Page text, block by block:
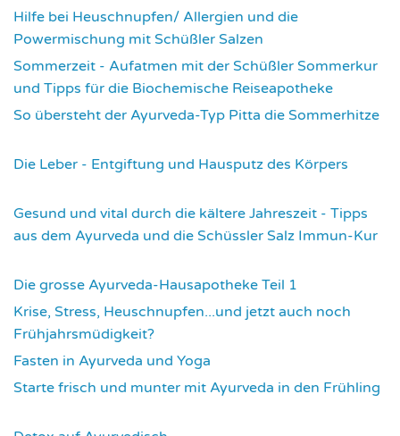
Hilfe bei Heuschnupfen/ Allergien und die
Powermischung mit Schüßler Salzen
Sommerzeit - Aufatmen mit der Schüßler Sommerkur
und Tipps für die Biochemische Reiseapotheke
So übersteht der Ayurveda-Typ Pitta die Sommerhitze
Die Leber - Entgiftung und Hausputz des Körpers
Gesund und vital durch die kältere Jahreszeit - Tipps
aus dem Ayurveda und die Schüssler Salz Immun-Kur
Die grosse Ayurveda-Hausapotheke Teil 1
Krise, Stress, Heuschnupfen...und jetzt auch noch
Frühjahrsmüdigkeit?
Fasten in Ayurveda und Yoga
Starte frisch und munter mit Ayurveda in den Frühling